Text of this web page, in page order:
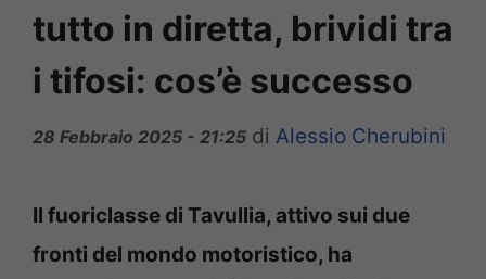
tutto in diretta, brividi tra
i tifosi: cos’è successo
28 Febbraio 2025 - 21:25 di Alessio Cherubini
Il fuoriclasse di Tavullia, attivo sui due
fronti del mondo motoristico, ha